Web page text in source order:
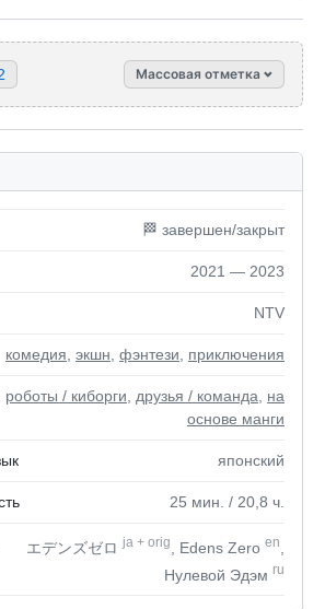
Массовая отметка
🏁 завершен/закрыт
2021 — 2023
NTV
комедия экшн фэнтези приключения
роботы / киборги друзья / команда
на
основе манги
японский
25 мин. / 20,8 ч.
エデンズゼロja + orig , Edens Zero en
Нулевой Эдэм ru